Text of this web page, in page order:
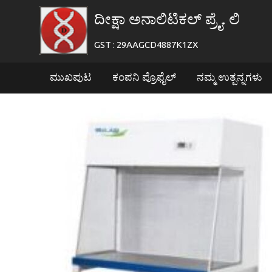
ದೀಕ್ಷಾ ಅನಾಲಿಟಿಕಲ್ ಪ್ರೈ. ಲಿ
GST : 29AAGCD4887K1ZX
ಮುಖಪುಟ ಕಂಪನಿ ಪ್ರೊಫೈಲ್ ನಮ್ಮ ಉತ್ಪನ್ನಗಳು